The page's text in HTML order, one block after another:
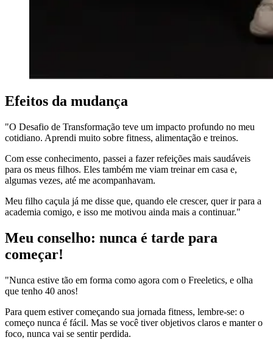
Efeitos da mudança
"O Desafio de Transformação teve um impacto profundo no meu
cotidiano. Aprendi muito sobre fitness, alimentação e treinos.
Com esse conhecimento, passei a fazer refeições mais saudáveis
para os meus filhos. Eles também me viam treinar em casa e,
algumas vezes, até me acompanhavam.
Meu filho caçula já me disse que, quando ele crescer, quer ir para a
academia comigo, e isso me motivou ainda mais a continuar."
Meu conselho: nunca é tarde para
começar!
"Nunca estive tão em forma como agora com o Freeletics, e olha
que tenho 40 anos!
Para quem estiver começando sua jornada fitness, lembre-se: o
começo nunca é fácil. Mas se você tiver objetivos claros e manter o
foco, nunca vai se sentir perdida.